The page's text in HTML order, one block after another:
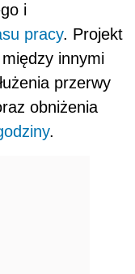
i
pracy. Projekt
innymi
przerwy
obniżenia
.